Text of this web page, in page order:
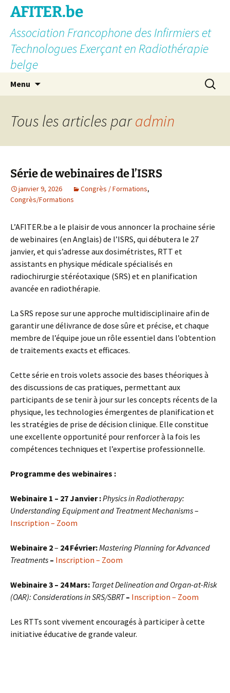
AFITER.be
Association Francophone des Infirmiers et
Technologues Exerçant en Radiothérapie
belge
Menu
Tous les articles paradmin
Série de webinaires de l’ISRS
janvier 9, 2026 Congrès / Formations,
Congrès/Formations
L’AFITER.be a le plaisir de vous annoncer la prochaine série
de webinaires (en Anglais) de l’ISRS, qui débutera le 27
janvier, et qui s’adresse aux dosimétristes, RTT et
assistants en physique médicale spécialisés en
radiochirurgie stéréotaxique (SRS) et en planification
avancée en radiothérapie.
La SRS repose sur une approche multidisciplinaire afin de
garantir une délivrance de dose sûre et précise, et chaque
membre de l’équipe joue un rôle essentiel dans l’obtention
de traitements exacts et efficaces.
Cette série en trois volets associe des bases théoriques à
des discussions de cas pratiques, permettant aux
participants de se tenir à jour sur les concepts récents de la
physique, les technologies émergentes de planification et
les stratégies de prise de décision clinique. Elle constitue
une excellente opportunité pour renforcer à la fois les
compétences techniques et l’expertise professionnelle.
Programme des webinaires :
Webinaire 1 – 27 Janvier :Physics in Radiotherapy:
Understanding Equipment and Treatment Mechanisms–
Inscription – Zoom
Webinaire 2– 24 Février:Mastering Planning for Advanced
Treatments – Inscription – Zoom
Webinaire 3 – 24 Mars: Target Delineation and Organ-at-Risk
(OAR): Considerations in SRS/SBRT– Inscription – Zoom
Les RTTs sont vivement encouragés à participer à cette
initiative éducative de grande valeur.